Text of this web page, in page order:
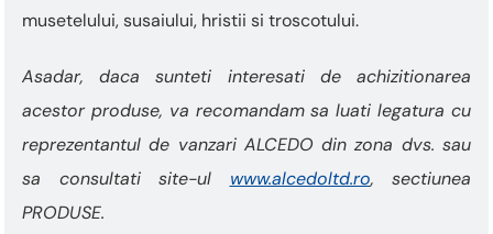
musetelului, susaiului, hristii si troscotului.
Asadar, daca sunteti interesati de achizitionarea
acestor produse, va recomandam sa luati legatura cu
reprezentantul de vanzari ALCEDO din zona dvs. sau
sa consultati site-ul www.alcedoltd.ro, sectiunea
PRODUSE.